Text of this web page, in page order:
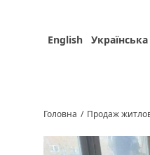
English Українська
Головна / Продаж